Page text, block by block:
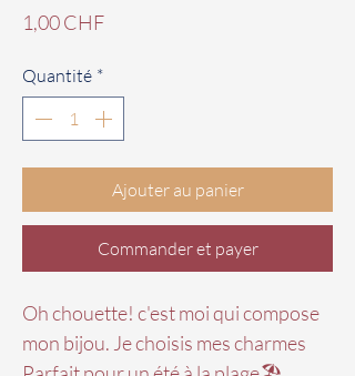
1,00 CHFPrix
Quantité *
Ajouter au panier
Commander et payer
Oh chouette! c'est moi qui compose
mon bijou. Je choisis mes charmes